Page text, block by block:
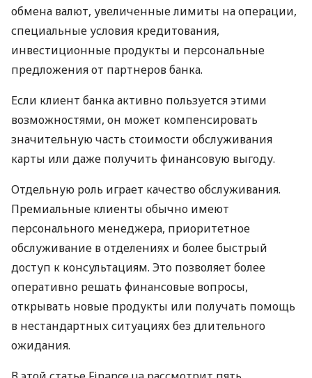
обмена валют, увеличенные лимиты на операции,
специальные условия кредитования,
инвестиционные продукты и персональные
предложения от партнеров банка.
Если клиент банка активно пользуется этими
возможностями, он может компенсировать
значительную часть стоимости обслуживания
карты или даже получить финансовую выгоду.
Отдельную роль играет качество обслуживания.
Премиальные клиенты обычно имеют
персонального менеджера, приоритетное
обслуживание в отделениях и более быстрый
доступ к консультациям. Это позволяет более
оперативно решать финансовые вопросы,
открывать новые продукты или получать помощь
в нестандартных ситуациях без длительного
ожидания.